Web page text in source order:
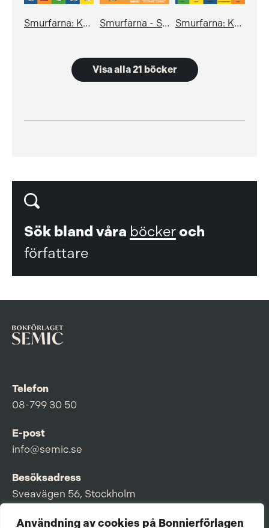
Användning av cookies på Bonnierförlagen
Smurfarna: Kul med siffror - läs, lek och lär Smurfarna - Smurfiga pyssel- och skrattboken Smurfarna: Kul med ord - läs, lek och lär
Visa alla 21 böcker
Sök bland våra böckeroch
författare
Telefon
08-799 30 50
E-post
info@semic.se
Besöksadress
Sveavägen 56, Stockholm
Postadress